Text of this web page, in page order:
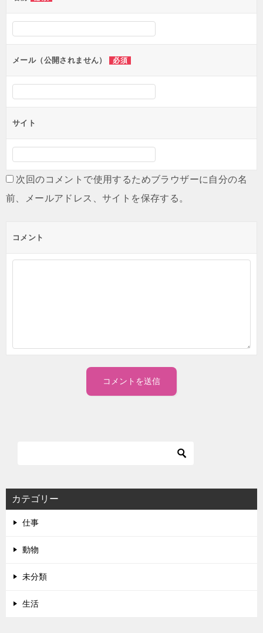
ー
シ
ンメール（公開されません） 必須
サイト
次回のコメントで使用するためブラウザーに自分の名
前、メールアドレス、サイトを保存する。
コメント
カテゴリー
仕事
動物
未分類
生活